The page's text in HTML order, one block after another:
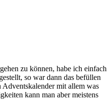
zu können, habe ich einfach
so war dann das befüllen
mit allem was
kann man aber meistens